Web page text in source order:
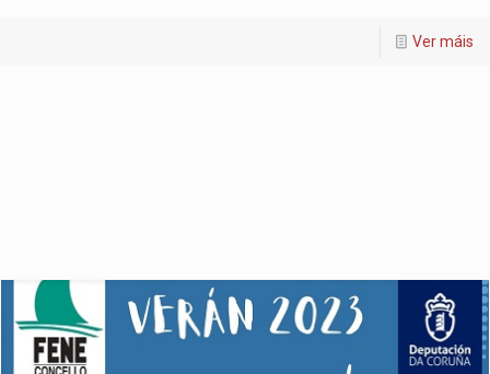
Ver máis